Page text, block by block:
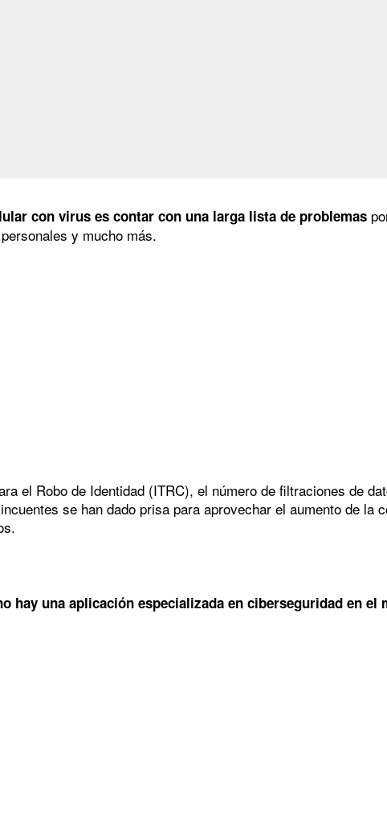
con virus es contar con una larga lista de problemas
y mucho más.
el Robo de Identidad (ITRC), el número de filtraciones de
se han dado prisa para aprovechar el aumento de la
hay una aplicación especializada en ciberseguridad en